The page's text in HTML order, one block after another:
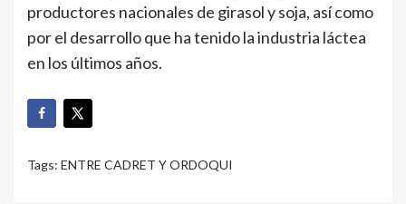
productores nacionales de girasol y soja, así como
por el desarrollo que ha tenido la industria láctea
en los últimos años.
Tags: ENTRE CADRET Y ORDOQUI